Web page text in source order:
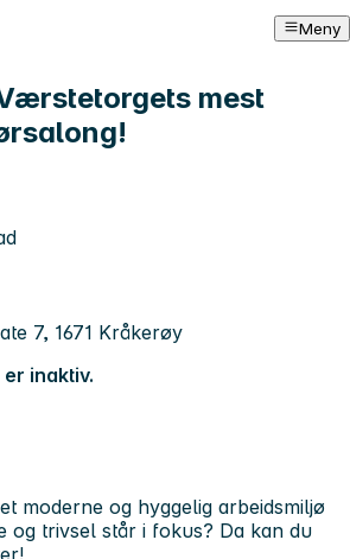
Meny
mest
7, 1671 Kråkerøy
inaktiv.
moderne og hyggelig arbeidsmiljø
og trivsel står i fokus? Da kan du